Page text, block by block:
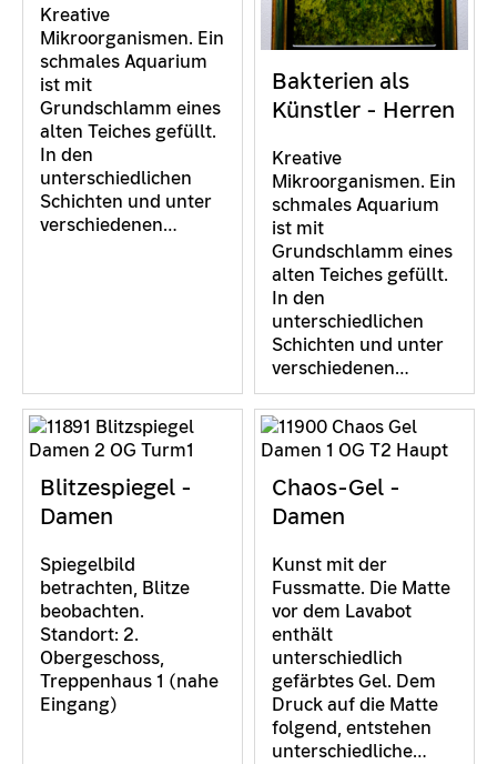
Kreative
Mikroorganismen. Ein
schmales Aquarium
ist mit
Grundschlamm eines
alten Teiches gefüllt.
In den
unterschiedlichen
Schichten und unter
verschiedenen…
Bakterien als
Künstler - Herren
Kreative
Mikroorganismen. Ein
schmales Aquarium
ist mit
Grundschlamm eines
alten Teiches gefüllt.
In den
unterschiedlichen
Schichten und unter
verschiedenen…
Blitzespiegel -
Damen
Spiegelbild
betrachten, Blitze
beobachten.
Standort: 2.
Obergeschoss,
Treppenhaus 1 (nahe
Eingang)
Chaos-Gel -
Damen
Kunst mit der
Fussmatte. Die Matte
vor dem Lavabot
enthält
unterschiedlich
gefärbtes Gel. Dem
Druck auf die Matte
folgend, entstehen
unterschiedliche…